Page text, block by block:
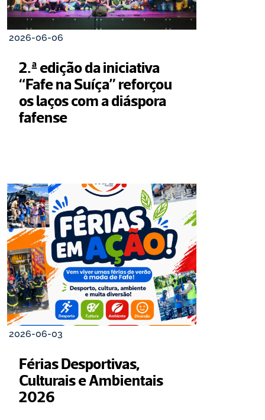
2026-06-06
2.ª edição da iniciativa
“Fafe na Suíça” reforçou
os laços com a diáspora
2026-06-03
Férias Desportivas,
Culturais e Ambientais
2026